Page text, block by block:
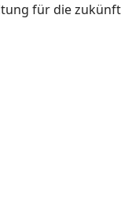
für die